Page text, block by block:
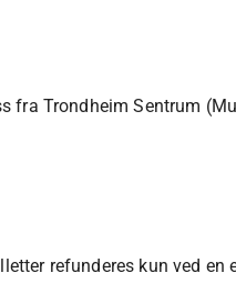
fra Trondheim Sentrum
refunderes kun ved